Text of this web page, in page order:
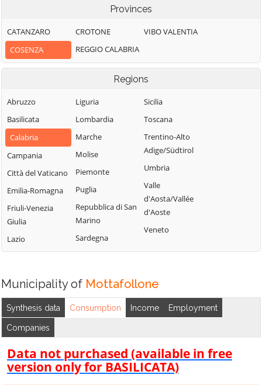
Aprigliano
Belmonte
Calabro
Bianchi
Bisignano
Bocchigliero
Bonifati
Buonvicino
Calopezzati
Cariati
Carolei
Carpanzano
Casali del Manco
Cassano all'Ionio
Castiglione
Piemontese
Lago
Laino Castello
Lappano
Lattarico
Longobardi
Longobucco
Lungro
Luzzi
Mandatoriccio
Mangone
Principato
Marzi
San Benedetto
Albanese
San Demetrio
Corone
San Donato di
San Giorgio
Albanese
San Giovanni in
Fiore
San Lorenzo
Vallo
San Marco
Argentano
San Nicola Arcella
San Pietro in
Provinces
CATANZARO
COSENZA
CROTONE
REGGIO CALABRIA
VIBO VALENTIA
Regions
Abruzzo
Basilicata
Calabria
Campania
Città del Vaticano
Emilia-Romagna
Friuli-Venezia
Giulia
Lazio
Liguria
Lombardia
Marche
Molise
Piemonte
Puglia
Repubblica di San
Marino
Sardegna
Sicilia
Toscana
Trentino-Alto
Adige/Südtirol
Umbria
Valle
d'Aosta/Vallée
d'Aoste
Veneto
Municipality of Mottafollone
Synthesis data Consumption Income Employment
Companies
Data not purchased (available in free
version only for BASILICATA)